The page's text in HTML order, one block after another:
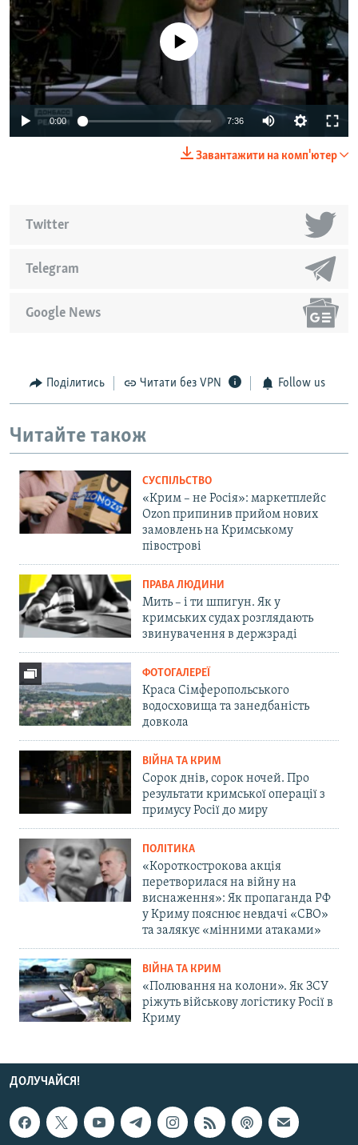
No media source currently available
0:00 7:36 Auto
Завантажити на комп'ютер
Telegram
Google News
Twitter
Поділитись Читати без VPN Follow us
Читайте також
СУСПІЛЬСТВО
«Крим – не Росія»: маркетплейс
Ozon припинив прийом нових
замовлень на Кримському
півострові
ПРАВА ЛЮДИНИ
Мить – і ти шпигун. Як у
кримських судах розглядають
звинувачення в держзраді
ФОТОГАЛЕРЕЇ
Краса Сімферопольського
водосховища та занедбаність
довкола
ВІЙНА ТА КРИМ
Сорок днів, сорок ночей. Про
результати кримської операції з
примусу Росії до миру
ПОЛІТИКА
«Короткострокова акція
перетворилася на війну на
виснаження»: Як пропаганда РФ
у Криму пояснює невдачі «СВО»
та залякує «мінними атаками»
ВІЙНА ТА КРИМ
«Полювання на колони». Як ЗСУ
ріжуть військову логістику Росії в
Криму
ДОЛУЧАЙСЯ!